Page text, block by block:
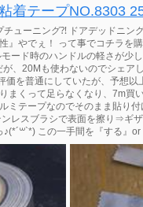
着テープNO.8303
チューニング⁈ ドアデッドニン
』やでぇ！ って事でコチラを
ード時のハンドルの軽さが少
が、20Mも使わないのでシェ
価を普通にしていたが、予想
くって足らなくなり、7m買
ミテープなのでそのまま貼り
レスブラシで表面を擦り⇒ギ
この一手間を『する』